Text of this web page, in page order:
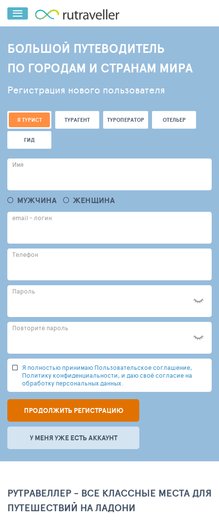
БОЛЬШОЙ ПУТЕВОДИТЕЛЬ
ПО ГОРОДАМ И СТРАНАМ МИРА
Регистрация нового пользователя
Я ТУРИСТ ТУРАГЕНТ ТУРОПЕРАТОР ОТЕЛЬЕР
ГИД
Имя
МУЖЧИНА ЖЕНЩИНА
email - логин
Телефон
Пароль
Повторите пароль
Я полностью принимаю Пользовательское соглашение,
Политику конфиденциальности, и даю своё согласие на
обработку персональных данных.
ПРОДОЛЖИТЬ РЕГИСТРАЦИЮ
У МЕНЯ УЖЕ ЕСТЬ АККАУНТ
РУТРАВЕЛЛЕР - ВСЕ КЛАССНЫЕ МЕСТА ДЛЯ
ПУТЕШЕСТВИЙ НА ЛАДОНИ